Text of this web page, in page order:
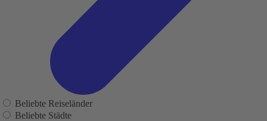
Beliebte Reiseländer
Beliebte Städte